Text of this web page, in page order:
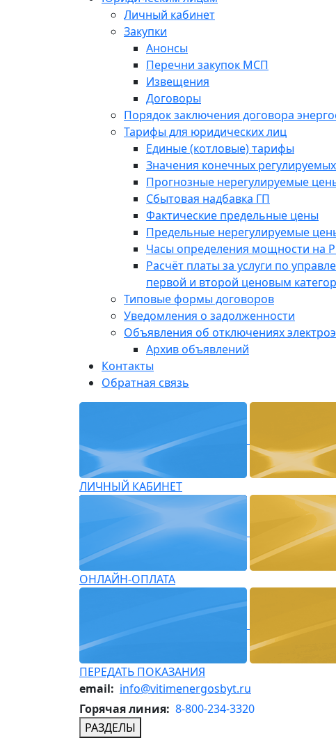
Личный кабинет
Закупки
Анонсы
Перечни закупок МСП
Извещения
Договоры
Порядок заключения договора
Тарифы для юридических лиц
Единые (котловые) тарифы
Значения конечных
Прогнозные нерегулируемые
Сбытовая надбавка ГП
Фактические предельные цены
Предельные нерегулируемые
Часы определения мощности на
Расчёт платы за услуги по
первой и второй ценовым
Типовые формы договоров
Уведомления о задолженности
Объявления об отключениях
Архив объявлений
Контакты
Обратная связь
ЛИЧНЫЙ КАБИНЕТ
ОНЛАЙН-ОПЛАТА
ПЕРЕДАТЬ ПОКАЗАНИЯ
email: info@vitimenergosbyt.ru
Горячая линия: 8-800-234-3320
РАЗДЕЛЫ